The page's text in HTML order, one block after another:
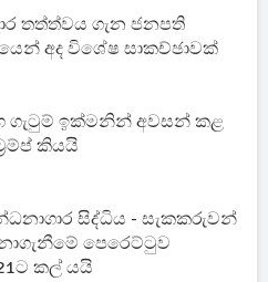
තත්ත්වය ගැන ජනපති
අද විශේෂ සාකච්ඡාවක්
ගැටුම් ඉක්මනින් අවසන් කළ
කියයි
සිද්ධිය - සැකකරුවන්
පෙරෙට්ටුව
කල් යයි